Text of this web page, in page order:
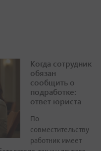
Когда сотрудник
обязан
сообщить о
подработке:
ответ юриста
По
совместительству
работник имеет